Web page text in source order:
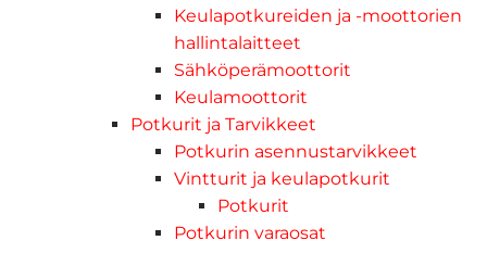
Keulapotkureiden ja -moottorien
hallintalaitteet
Sähköperämoottorit
Keulamoottorit
Potkurit ja Tarvikkeet
Potkurin asennustarvikkeet
Vintturit ja keulapotkurit
Potkurit
Potkurin varaosat